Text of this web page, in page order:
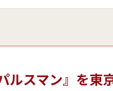
ルスマン』を東